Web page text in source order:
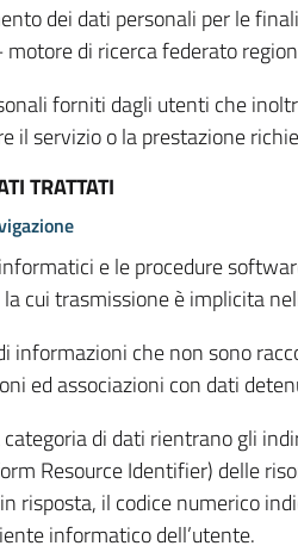
dei dati personali per le
motore di ricerca federato
forniti dagli utenti che
il servizio o la prestazione
TRATTATI
e le procedure
cui trasmissione è implicita
informazioni che non sono
ed associazioni con dati
categoria di dati rientrano gli
Resource Identifier) delle
risposta, il codice numerico
informatico dell’utente.